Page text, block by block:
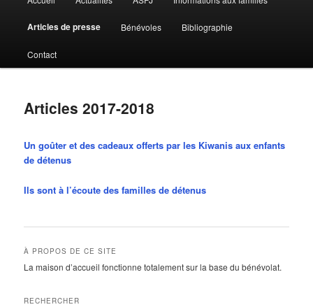
principal
Articles de presse Bénévoles Bibliographie
Contact
Articles 2017-2018
Un goûter et des cadeaux offerts par les Kiwanis aux enfants
de détenus
Ils sont à l’écoute des familles de détenus
À PROPOS DE CE SITE
La maison d’accueil fonctionne totalement sur la base du bénévolat.
RECHERCHER